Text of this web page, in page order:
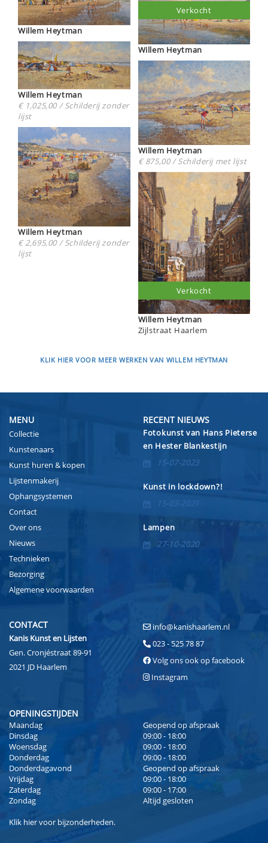
Willem Heytman
Willem Heytman
€ 1,025,00 / Schilderij zonder
lijst
Willem Heytman
€ 2,695,00 / Schilderij zonder
lijst
Willem Heytman
Verkocht
Willem Heytman
€ 875,00 / Schilderij met lijst
Willem Heytman
Zijlstraat Haarlem
Verkocht
KLIK HIER VOOR MEER WERKEN VAN WILLEM HEYTMAN
MENU
Collectie
Kunstenaars
Kunst huren & kopen
Lijstenmakerij
Ophangsystemen
Contact
Over ons
Nieuws
Technieken
Bezorging
Algemene voorwaarden
RECENT NIEUWS
Fotokunst van Hans Pieterse
en Hester Blankestijn
15-07-2023
Kunst in lockdown?!
15-03-2021
Lampen
27-10-2020
CONTACT
Kanis Kunst en Lijsten
Gen. Cronjéstraat 89-91
2021 JD Haarlem
info@kanishaarlem.nl
023 - 525 78 87
Volg ons ook op facebook
Instagram
OPENINGSTIJDEN
Maandag
Geopend op afspraak
Dinsdag
09:00 - 18:00
Woensdag
09:00 - 18:00
Donderdag
09:00 - 18:00
Donderdagavond
Geopend op afspraak
Vrijdag
09:00 - 18:00
Zaterdag
09:00 - 17:00
Zondag
Altijd gesloten
Klik hiervoor bijzonderheden.